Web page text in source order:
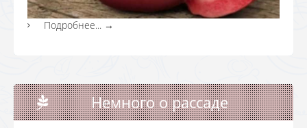
Подробнее... →
Немного о рассаде